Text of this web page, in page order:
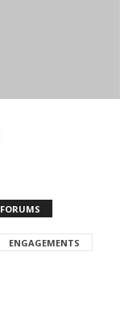
FORUMS
ENGAGEMENTS